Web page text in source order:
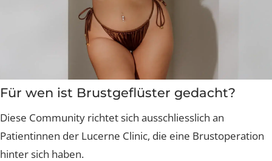
Für wen ist Brustgeflüster gedacht?